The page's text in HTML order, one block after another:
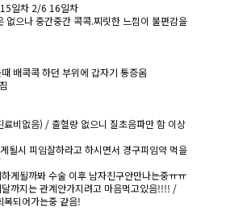
일차 2/6 16일차
없으나 중간중간 콕콕.찌릿한 느낌이 불편감을
배콕콕 하던 부위에 갑자기 통증옴
비없음) / 출혈량 없으니 질초음파만 함 이상
될시 피임잘하라고 하시면서 경구피임약 먹을
게될까봐 수술 이후 남자친구안만나는중ㅠㅠ
까지는 관계안가지려고 마음먹고있음!!!! /
복되어가는중 같음!